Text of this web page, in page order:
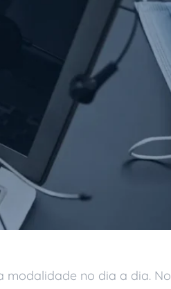
modalidade no dia a dia. No